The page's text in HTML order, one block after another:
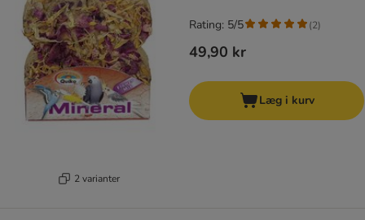
2 varianter
49,90 kr
Rating: 5/5 (2)
Læg i kurv